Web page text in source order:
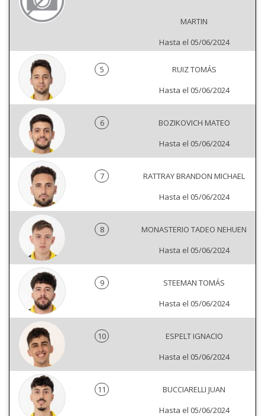
MARTIN
Hasta el 05/06/2024
5
RUIZ TOMÁS
Hasta el 05/06/2024
6
BOZIKOVICH MATEO
Hasta el 05/06/2024
7
RATTRAY BRANDON MICHAEL
Hasta el 05/06/2024
8
MONASTERIO TADEO NEHUEN
Hasta el 05/06/2024
9
STEEMAN TOMÁS
Hasta el 05/06/2024
10
ESPELT IGNACIO
Hasta el 05/06/2024
11
BUCCIARELLI JUAN
Hasta el 05/06/2024